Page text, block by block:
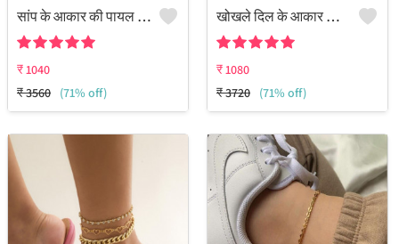
सांप के आकार की पायल - 18 कैरेट सोने की परत चढ़ी हुई
₹1040
₹3560 (71% off)
खोखले दिल के आकार का चांदी का पायल
₹1080
₹3720 (71% off)